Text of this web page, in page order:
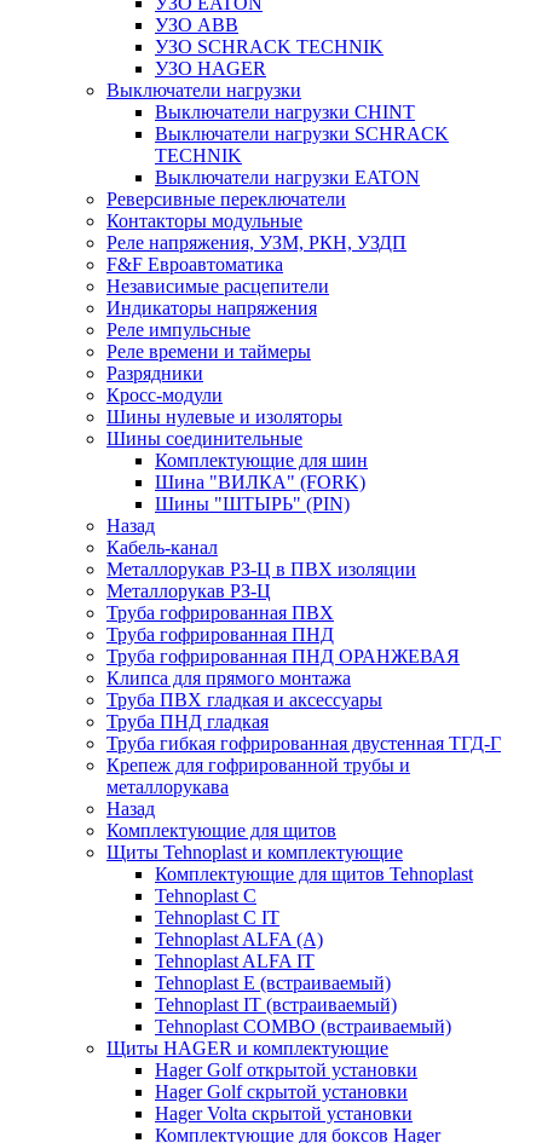
УЗО ABB
УЗО SCHRACK TECHNIK
УЗО HAGER
Выключатели нагрузки
Выключатели нагрузки CHINT
Выключатели нагрузки SCHRACK
TECHNIK
Выключатели нагрузки EATON
Реверсивные переключатели
Контакторы модульные
Реле напряжения, УЗМ, РКН, УЗДП
F&F Евроавтоматика
Независимые расцепители
Индикаторы напряжения
Реле импульсные
Реле времени и таймеры
Разрядники
Кросс-модули
Шины нулевые и изоляторы
Шины соединительные
Комплектующие для шин
Шина "ВИЛКА" (FORK)
Шины "ШТЫРЬ" (PIN)
Назад
Кабель-канал
Металлорукав РЗ-Ц в ПВХ изоляции
Металлорукав РЗ-Ц
Труба гофрированная ПВХ
Труба гофрированная ПНД
Труба гофрированная ПНД ОРАНЖЕВАЯ
Клипса для прямого монтажа
Труба ПВХ гладкая и аксессуары
Труба ПНД гладкая
Труба гибкая гофрированная двустенная ТГД-Г
Крепеж для гофрированной трубы и
металлорукава
Назад
Комплектующие для щитов
Щиты Tehnoplast и комплектующие
Комплектующие для щитов Tehnoplast
Tehnoplast C
Tehnoplast C IT
Tehnoplast ALFA (А)
Tehnoplast ALFA IT
Tehnoplast E (встраиваемый)
Tehnoplast IT (встраиваемый)
Tehnoplast COMBO (встраиваемый)
Щиты HAGER и комплектующие
Hager Golf открытой установки
Hager Golf скрытой установки
Hager Volta скрытой установки
Комплектующие для боксов Hager